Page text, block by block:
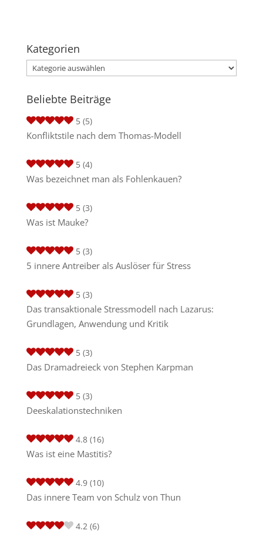
Kategorien
Kategorien
Beliebte Beiträge
5 (5)
Konfliktstile nach dem Thomas-Modell
5 (4)
Was bezeichnet man als Fohlenkauen?
5 (3)
Was ist Mauke?
5 (3)
5 innere Antreiber als Auslöser für Stress
5 (3)
Das transaktionale Stressmodell nach Lazarus:
Grundlagen, Anwendung und Kritik
5 (3)
Das Dramadreieck von Stephen Karpman
5 (3)
Deeskalationstechniken
4.8 (16)
Was ist eine Mastitis?
4.9 (10)
Das innere Team von Schulz von Thun
4.2 (6)